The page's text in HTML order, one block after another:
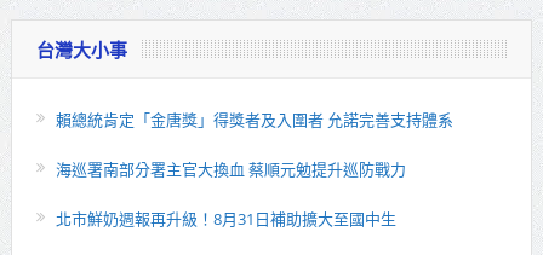
台灣大小事
賴總統肯定「金唐獎」得獎者及入圍者 允諾完善支持體系
海巡署南部分署主官大換血 蔡順元勉提升巡防戰力
北市鮮奶週報再升級！8月31日補助擴大至國中生